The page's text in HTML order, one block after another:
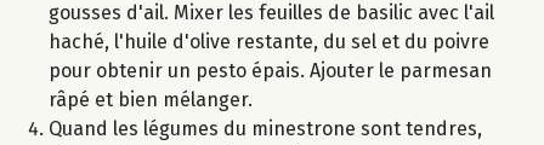
gousses d'ail. Mixer les feuilles de basilic avec l'ail
haché, l'huile d'olive restante, du sel et du poivre
pour obtenir un pesto épais. Ajouter le parmesan
râpé et bien mélanger.
Quand les légumes du minestrone sont tendres,